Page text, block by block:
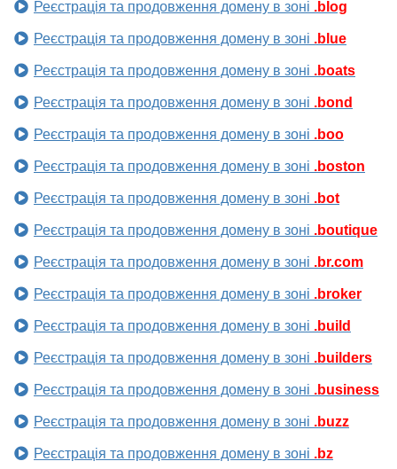
Реєстрація та продовження домену в зоні .blog
Реєстрація та продовження домену в зоні .blue
Реєстрація та продовження домену в зоні .boats
Реєстрація та продовження домену в зоні .bond
Реєстрація та продовження домену в зоні .boo
Реєстрація та продовження домену в зоні .boston
Реєстрація та продовження домену в зоні .bot
Реєстрація та продовження домену в зоні .boutique
Реєстрація та продовження домену в зоні .br.com
Реєстрація та продовження домену в зоні .broker
Реєстрація та продовження домену в зоні .build
Реєстрація та продовження домену в зоні .builders
Реєстрація та продовження домену в зоні .business
Реєстрація та продовження домену в зоні .buzz
Реєстрація та продовження домену в зоні .bz